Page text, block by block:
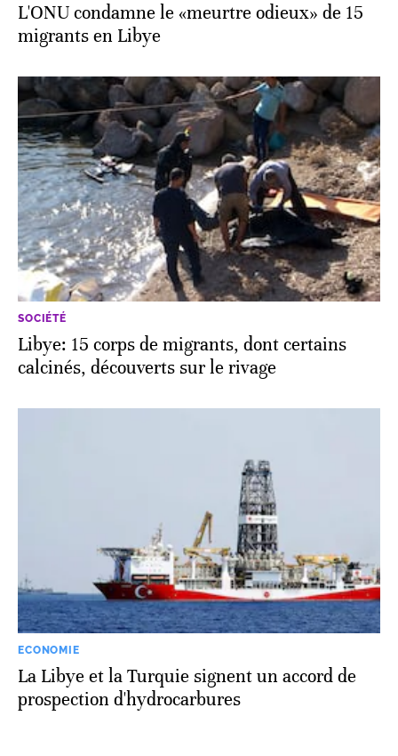
L'ONU condamne le «meurtre odieux» de 15
migrants en Libye
SOCIÉTÉ
Libye: 15 corps de migrants, dont certains
calcinés, découverts sur le rivage
ECONOMIE
La Libye et la Turquie signent un accord de
prospection d'hydrocarbures